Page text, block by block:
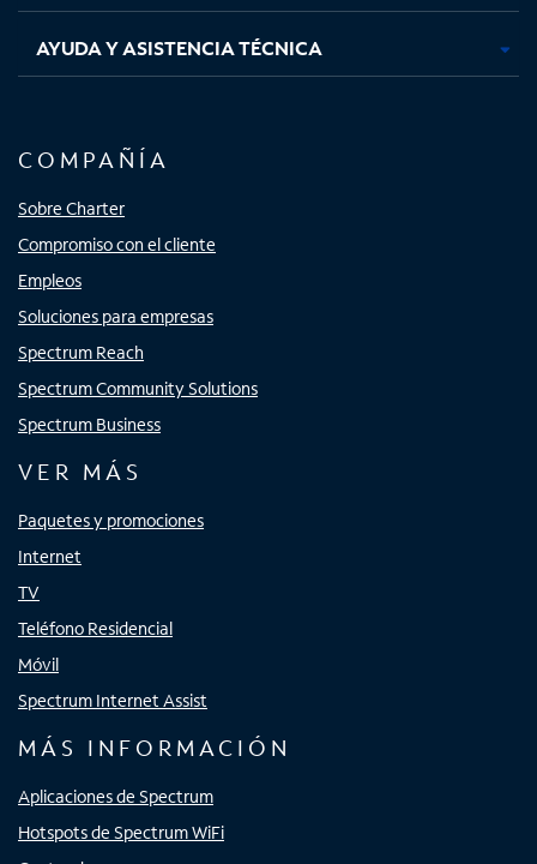
AYUDA Y ASISTENCIA TÉCNICA
COMPAÑÍA
Sobre Charter
Compromiso con el cliente
Empleos
Soluciones para empresas
Spectrum Reach
Spectrum Community Solutions
Spectrum Business
VER MÁS
Paquetes y promociones
Internet
TV
Teléfono Residencial
Móvil
Spectrum Internet Assist
MÁS INFORMACIÓN
Aplicaciones de Spectrum
Hotspots de Spectrum WiFi